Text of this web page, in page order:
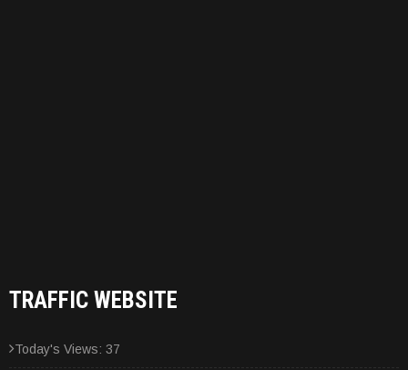
TRAFFIC WEBSITE
Today's Views: 37